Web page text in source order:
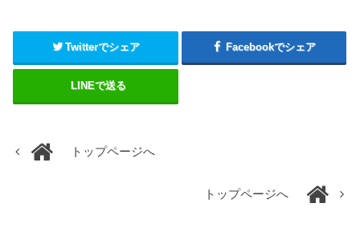
Twitterでシェア Facebookでシェア
LINEで送る
トップページへ
トップページへ